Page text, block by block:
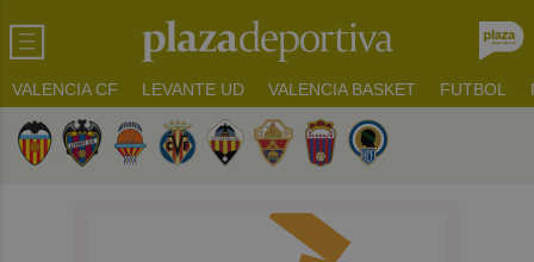
VALENCIA CF LEVANTE UD VALENCIA BASKET FUTBOL